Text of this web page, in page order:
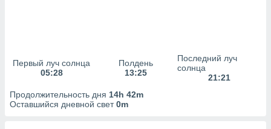
Первый луч солнца
05:28
Полдень
13:25
Последний луч
солнца
21:21
Продолжительность дня 14h 42m
Оставшийся дневной свет0m